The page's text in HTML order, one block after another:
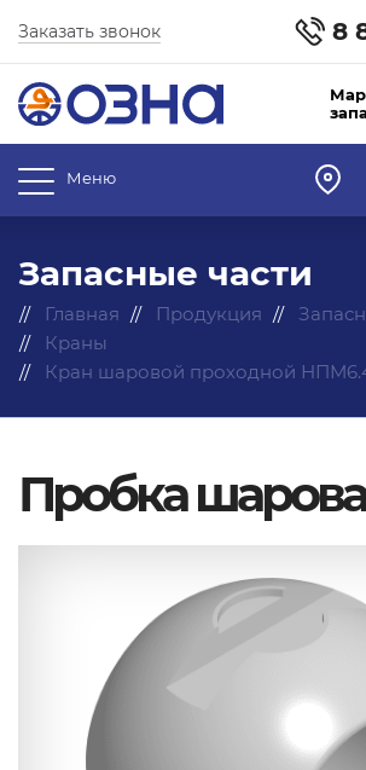
8
Заказать звонок
Меню
Запасные части
Главная Продукция
Краны
Кран шаровой проходной
Пробка